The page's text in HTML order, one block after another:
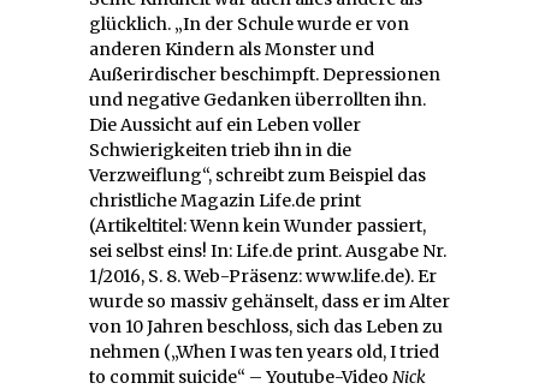
glücklich. „In der Schule wurde er von
anderen Kindern als Monster und
Außerirdischer beschimpft. Depressionen
und negative Gedanken überrollten ihn.
Die Aussicht auf ein Leben voller
Schwierigkeiten trieb ihn in die
Verzweiflung“, schreibt zum Beispiel das
christliche Magazin Life.de print
(Artikeltitel: Wenn kein Wunder passiert,
sei selbst eins! In: Life.de print. Ausgabe Nr.
1/2016, S. 8. Web-Präsenz: www.life.de). Er
wurde so massiv gehänselt, dass er im Alter
von 10 Jahren beschloss, sich das Leben zu
nehmen („When I was ten years old, I tried
to commit suicide“ – Youtube-Video Nick